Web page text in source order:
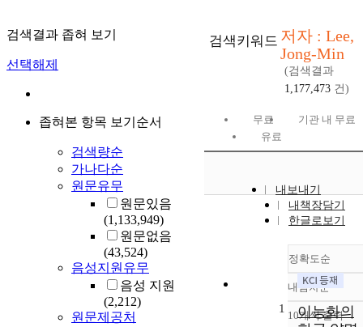
검색결과 좁혀 보기
선택해제
좁혀본 항목 보기순서
검색량순
가나다순
원문유무
원문있음
(1,133,949)
원문없음
(43,524)
음성지원유무
음성 지원
(2,212)
원문제공처
검색키워드 저자 : Lee,
Jong-Min
(검색결과
1,177,473 건)
무료
기관 내 무료
유료
내보내기
내책장담기
한글로보기
정확도순
정확도
순
내림차순
내림차
10개씩 출력
1
이능화의